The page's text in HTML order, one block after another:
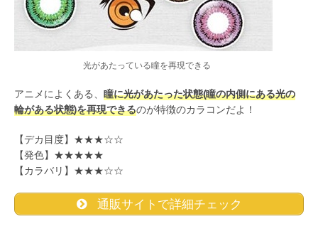
光があたっている瞳を再現できる
アニメによくある、 瞳に光があたった状態(瞳の内側にある光の
輪がある状態)を再現できるのが特徴のカラコンだよ！
【デカ目度】★★★☆☆
【発色】★★★★★
【カラバリ】★★★☆☆
通販サイトで詳細チェック